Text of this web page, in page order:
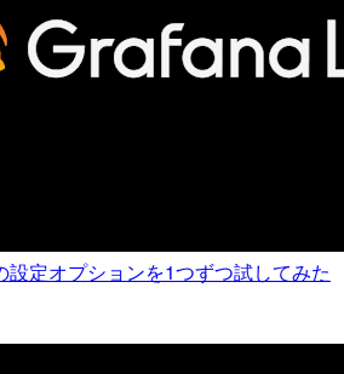
設定オプションを1つずつ試してみた